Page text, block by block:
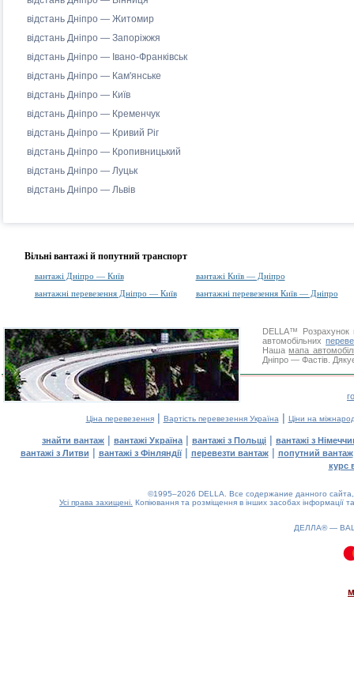
відстань Дніпро — Житомир
відстань Дніпро — Запоріжжя
відстань Дніпро — Івано-Франківськ
відстань Дніпро — Кам'янське
відстань Дніпро — Київ
відстань Дніпро — Кременчук
відстань Дніпро — Кривий Ріг
відстань Дніпро — Кропивницький
відстань Дніпро — Луцьк
відстань Дніпро — Львів
Вільні вантажі й попутний транспорт
вантажі Дніпро — Київ
вантажі Київ — Дніпро
вантажні перевезення Дніпро — Київ
вантажні перевезення Київ — Дніпро
DELLA™
Розрахунок
автомобільних
Нашамапа
Дніпро — Фастів.
Ціна перевезення| Вартість перевезення Україна | Ціни на
знайти вантаж | вантажі Україна | вантажі з Польщі | вантажі з
вантажі з Литви | вантажі з Фінляндії| перевезти вантаж| попутний вантаж
курс
©1995–2026 DELLA. Все содержание данного
Усі права захищені. Копіювання та розміщення в інших засобах інформації
ДЕЛЛА® —